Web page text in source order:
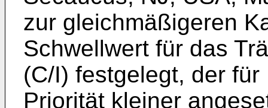
zur gleichmäßigeren
Schwellwert für das
(C/I) festgelegt, der
Priorität kleiner